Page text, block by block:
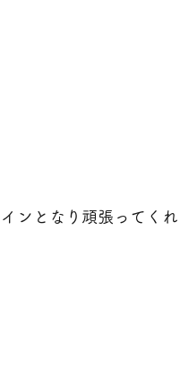
ンとなり頑張ってく